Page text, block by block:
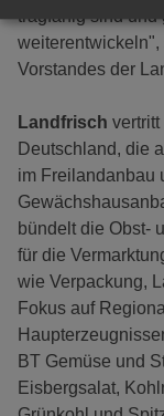
tragfähig sind
Vorstandes der
Landfrisch
Deutschland, die
im Freilandanbau
bündelt die Obst-
für die
wie Verpackung,
Fokus auf
BT Gemüse und
Eisbergsalat,